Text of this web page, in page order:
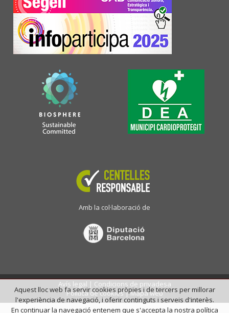
Aquest lloc web fa servir cookies pròpies i de tercers per millorar
l'experiència de navegació, i oferir continguts i serveis d'interès.
En continuar la navegació entenem que s'accepta la nostra política
Amb la col·laboració de
Avís legal | Condicions de privadesa
Política de cookies|Mapa web